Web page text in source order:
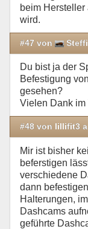
beim
wird.
#47 von
Du bist ja der
Befestigung
gesehen?
Vielen Dank im
#48 von lillifit3
Mir ist bisher
beferstigen
verschiedene
dann
Halterungen,
Dashcams
geführte